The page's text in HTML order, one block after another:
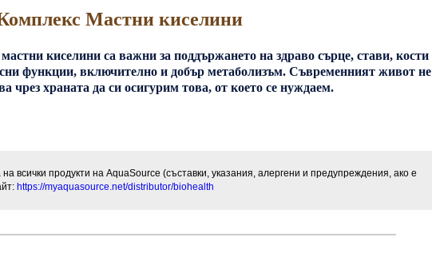
Mастни киселини
киселини са важни за поддържането на здраво сърце, стави, кости
функции, включително и добър метаболизъм. Съвременният живот не
чрез храната да си осигурим това, от което се нуждаем.
всички продукти на AquaSource (съставки, указания, алергени и предупреждения, ако е
https://myaquasource.net/distributor/biohealth